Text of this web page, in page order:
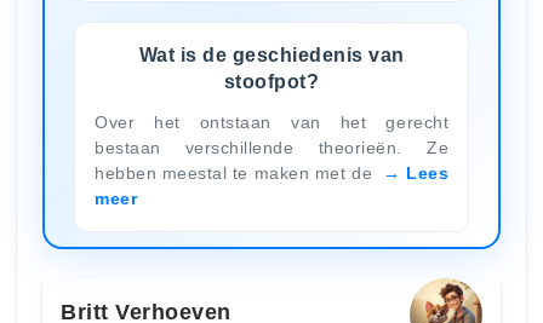
Wat is de geschiedenis van
stoofpot?
Over het ontstaan van het gerecht
bestaan verschillende theorieën. Ze
hebben meestal te maken met de
Lees
meer
Britt Verhoeven